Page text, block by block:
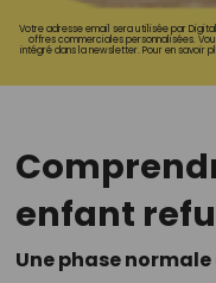
Votre adresse email sera utilisée par
offres commerciales personnalisées.
intégré dans la newsletter. Pour en savoir
enfant
Une phase